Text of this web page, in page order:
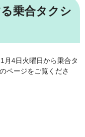
乗合タクシ
月4日火曜日から乗合タ
ページをご覧くださ